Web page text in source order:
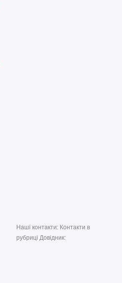
Наші контакти: Контакти в
рубриці Довідник: